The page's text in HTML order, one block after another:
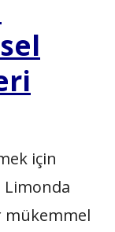
için
Limonda
mükemmel